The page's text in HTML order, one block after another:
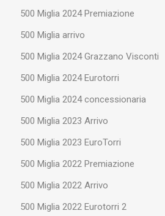
500 Miglia 2024 Premiazione
500 Miglia arrivo
500 Miglia 2024 Grazzano Visconti
500 Miglia 2024 Eurotorri
500 Miglia 2024 concessionaria
500 Miglia 2023 Arrivo
500 Miglia 2023 EuroTorri
500 Miglia 2022 Premiazione
500 Miglia 2022 Arrivo
500 Miglia 2022 Eurotorri 2